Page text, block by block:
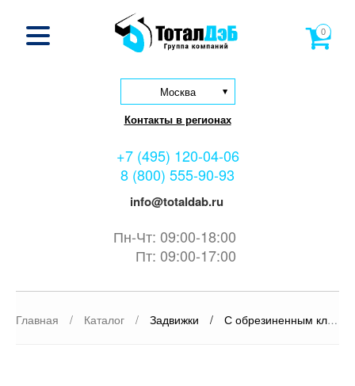
Москва
Контакты в регионах
+7 (495) 120-04-06
8 (800) 555-90-93
info@totaldab.ru
Пн-Чт: 09:00-18:00
Пт: 09:00-17:00
0
Главная / Каталог / Задвижки / С обрезиненным клином